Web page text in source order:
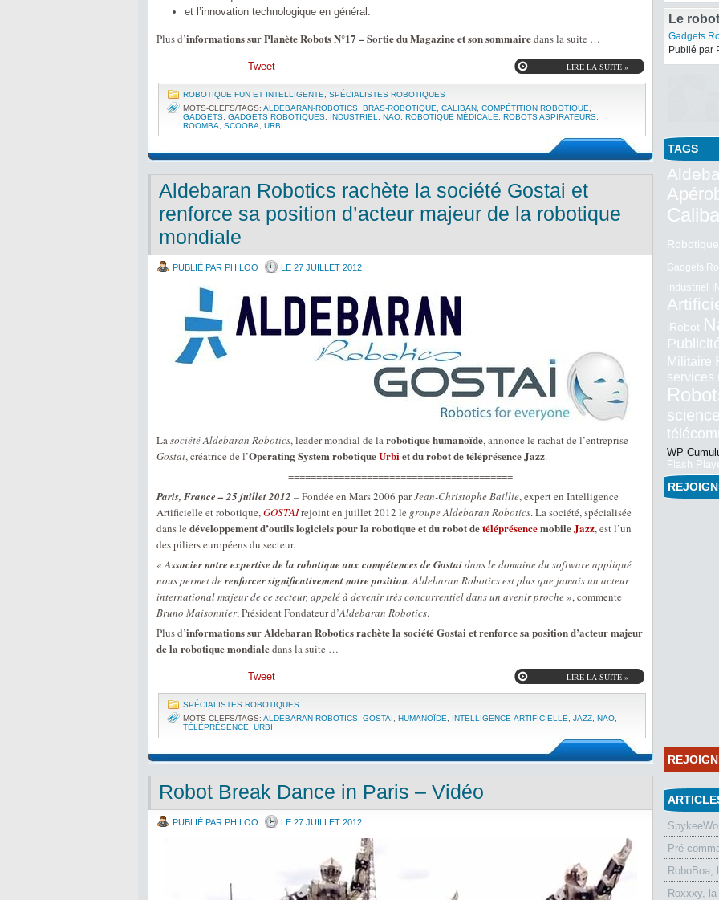
et l’innovation technologique en général.
Plus d’informations sur Planète Robots N°17 – Sortie du Magazine et son sommairedans la suite …
LIRE LA SUITE »
Tweet
ROBOTIQUE FUN ET INTELLIGENTE
SPÉCIALISTES ROBOTIQUES
MOTS-CLEFS/TAGS: ALDEBARAN-ROBOTICS BRAS-ROBOTIQUE CALIBAN COMPÉTITION ROBOTIQUE
GADGETS GADGETS ROBOTIQUES INDUSTRIEL NAO ROBOTIQUE MÉDICALE ROBOTS ASPIRATEURS
ROOMBA
SCOOBA URBI
Aldebaran Robotics rachète la société Gostai et
renforce sa position d’acteur majeur de la robotique
mondiale
PUBLIÉ PAR PHILOO LE 27 JUILLET 2012
Lasociété Aldebaran Robotics, leader mondial de larobotique humanoïde, annonce le rachat de l’entreprise
Gostai, créatrice de l’Operating System robotiqueUrbiet du robot de téléprésence Jazz.
========================================
Paris, France – 25 juillet 2012 – Fondée en Mars 2006 parJean-Christophe Baillie, expert en Intelligence
Artificielle et robotique,GOSTAIrejoint en juillet 2012 le groupe Aldebaran Robotics. La société, spécialisée
dans le développement d’outils logiciels pour la robotique et du robot detéléprésencemobileJazz, est l’un
des piliers européens du secteur.
«Associer notre expertise de la robotique aux compétences de Gostaidans le domaine du software appliqué
nous permet derenforcer significativement notre position. Aldebaran Robotics est plus que jamais un acteur
international majeur de ce secteur, appelé à devenir très concurrentiel dans un avenir proche», commente
Bruno Maisonnier, Président Fondateur d’Aldebaran Robotics.
Plus d’informations sur Aldebaran Robotics rachète la société Gostai et renforce sa position d’acteur majeur
de la robotique mondialedans la suite …
LIRE LA SUITE »
Tweet
SPÉCIALISTES ROBOTIQUES
MOTS-CLEFS/TAGS: ALDEBARAN-ROBOTICS GOSTAI HUMANOÏDE INTELLIGENCE-ARTIFICIELLE JAZZ NAO
TÉLÉPRÉSENCE
URBI
Robot Break Dance in Paris – Vidéo
PUBLIÉ PAR PHILOO LE 27 JUILLET 2012
TAGS
Robotique
Gadgets
industriel
iRobot
Militaire
services
WP
Flash
Pré-
RoboBoa,
Roxxxy,